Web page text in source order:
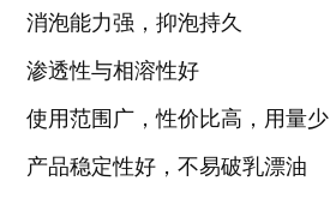
消泡能力强，抑泡持久
渗透性与相溶性好
使用范围广，性价比高，用量少
产品稳定性好，不易破乳漂油